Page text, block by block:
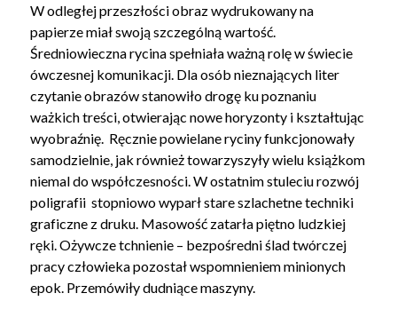
W odległej przeszłości obraz wydrukowany na
papierze miał swoją szczególną wartość.
Średniowieczna rycina spełniała ważną rolę w świecie
ówczesnej komunikacji. Dla osób nieznających liter
czytanie obrazów stanowiło drogę ku poznaniu
ważkich treści, otwierając nowe horyzonty i kształtując
wyobraźnię. Ręcznie powielane ryciny funkcjonowały
samodzielnie, jak również towarzyszyły wielu książkom
niemal do współczesności. W ostatnim stuleciu rozwój
poligrafii stopniowo wyparł stare szlachetne techniki
graficzne z druku. Masowość zatarła piętno ludzkiej
ręki. Ożywcze tchnienie – bezpośredni ślad twórczej
pracy człowieka pozostał wspomnieniem minionych
epok. Przemówiły dudniące maszyny.